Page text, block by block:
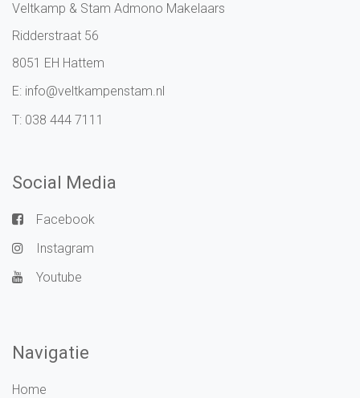
Veltkamp & Stam Admono Makelaars
Ridderstraat 56
8051 EH Hattem
E: info@veltkampenstam.nl
T: 038 444 7111
Social Media
Facebook
Instagram
Youtube
Navigatie
Home